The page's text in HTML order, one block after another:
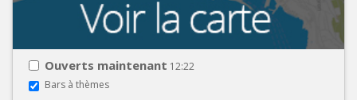
Ouverts maintenant 12:22
Bars à thèmes